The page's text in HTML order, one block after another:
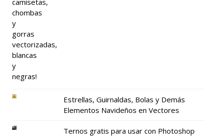
Estrellas, Guirnaldas, Bolas y Demás
Elementos Navideños en Vectores
Ternos gratis para usar con Photoshop